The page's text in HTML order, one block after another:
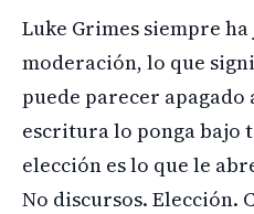
Luke Grimes siempre
moderación, lo que
puede parecer apagado
escritura lo ponga bajo
elección es lo que le
No discursos. Elección.